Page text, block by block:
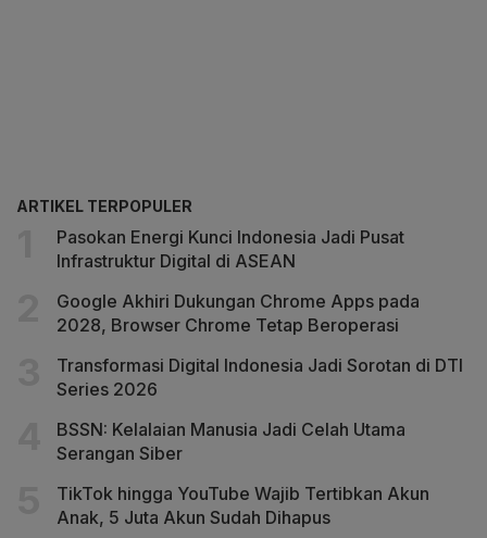
ARTIKEL TERPOPULER
Pasokan Energi Kunci Indonesia Jadi Pusat
Infrastruktur Digital di ASEAN
Google Akhiri Dukungan Chrome Apps pada
2028, Browser Chrome Tetap Beroperasi
Transformasi Digital Indonesia Jadi Sorotan di DTI
Series 2026
BSSN: Kelalaian Manusia Jadi Celah Utama
Serangan Siber
TikTok hingga YouTube Wajib Tertibkan Akun
Anak, 5 Juta Akun Sudah Dihapus